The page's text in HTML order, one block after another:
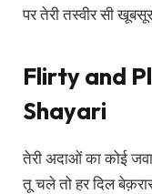
पर तेरी तस्वीर सी
Flirty and
Shayari
तेरी अदाओं का कोई
तू चले तो हर दिल